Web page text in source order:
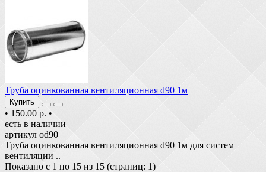
Труба оцинкованная вентиляционная d90 1м
Купить
• 150.00 р. •
есть в наличии
артикул od90
Труба оцинкованная вентиляционная d90 1м для систем
вентиляции ..
Показано с 1 по 15 из 15 (страниц: 1)